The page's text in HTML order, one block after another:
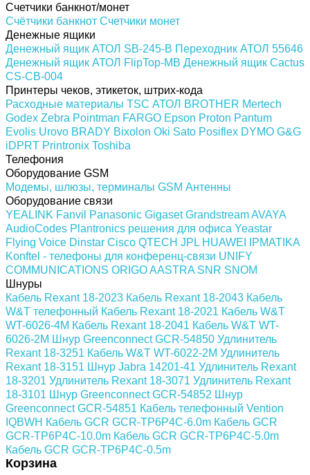
Счетчики банкнот/монет
Счётчики банкнот Счетчики монет
Денежные ящики
Денежный ящик АТОЛ SB-245-B Переходник АТОЛ 55646
Денежный ящик АТОЛ FlipTop-MB Денежный ящик Cactus
CS-CB-004
Принтеры чеков, этикеток, штрих-кода
Расходные материалы TSC АТОЛ BROTHER Mertech
Godex Zebra Pointman FARGO Epson Proton Pantum
Evolis Urovo BRADY Bixolon Oki Sato Posiflex DYMO G&G
iDPRT Printronix Toshiba
Телефония
Оборудование GSM
Модемы, шлюзы, терминалы GSM Антенны
Оборудование связи
YEALINK Fanvil Panasonic Gigaset GrandstreamAVAYA
AudioCodes Plantronics решения для офиса Yeastar
Flying Voice Dinstar Cisco QTECH JPL HUAWEI
IPMATIKA
Konftel - телефоны для конференц-связи UNIFY
COMMUNICATIONS ORIGOAASTRA SNR SNOM
Шнуры
Кабель Rexant 18-2023 Кабель Rexant 18-2043 Кабель
W&T телефонный Кабель Rexant 18-2021 Кабель W&T
WT-6026-4M Кабель Rexant 18-2041 Кабель W&T WT-
6026-2M Шнур Greenconnect GCR-54850 Удлинитель
Rexant 18-3251 Кабель W&T WT-6022-2M Удлинитель
Rexant 18-3151 Шнур Jabra 14201-41 Удлинитель Rexant
18-3201 Удлинитель Rexant 18-3071 Удлинитель Rexant
18-3101 Шнур Greenconnect GCR-54852 Шнур
Greenconnect GCR-54851 Кабель телефонный Vention
IQBWH Кабель GCR GCR-TP6P4C-6.0m Кабель GCR
GCR-TP6P4C-10.0m Кабель GCR GCR-TP6P4C-5.0m
Кабель GCR GCR-TP6P4C-0.5m
Корзина